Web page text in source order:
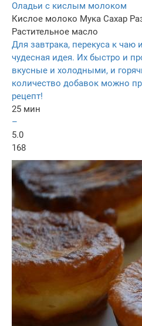
Оладьи с кислым молоком
Кислое молоко Мука Сахар
Растительное масло
Для завтрака, перекуса к чаю
чудесная идея. Их быстро и
вкусные и холодными, и
количество добавок можно
рецепт!
25 мин
–
5.0
168